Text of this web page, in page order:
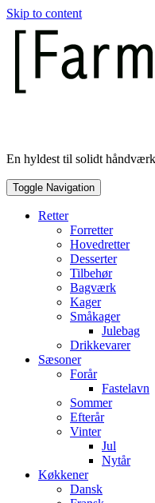
Skip to content
En hyldest til solidt
Toggle Navigation
Retter
Forretter
Hovedretter
Desserter
Tilbehør
Bagværk
Kager
Småkager
Julebag
Drikkevarer
Sæsoner
Forår
Fastelavn
Sommer
Efterår
Vinter
Jul
Nytår
Køkkener
Dansk